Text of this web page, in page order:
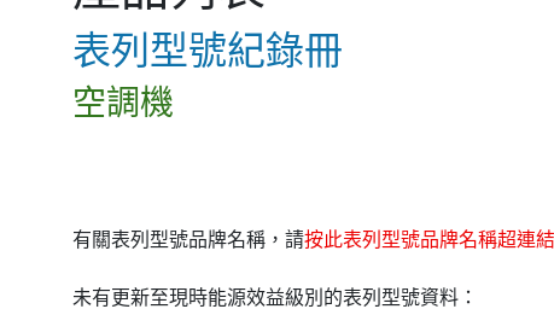
表列型號紀錄冊
空調機
有關表列型號品牌名稱，請按此表列型號品牌名稱超連結
未有更新至現時能源效益級別的表列型號資料：